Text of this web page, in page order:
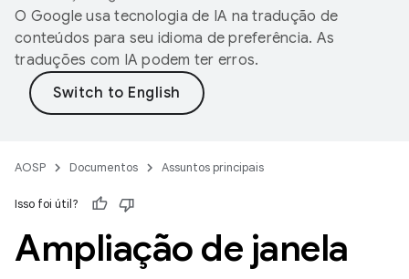
O Google usa tecnologia de IA na tradução de
conteúdos para seu idioma de preferência. As
traduções com IA podem ter erros.
AOSP Documentos Assuntos principais
Isso foi útil?
Ampliação de janela